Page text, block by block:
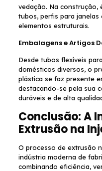
vedação. Na construção,
tubos, perfis para
elementos estruturais.
Embalagens e Artigos
Desde tubos flexíveis
domésticos diversos, o
plástica se faz presente
destacando-se pela sua
duráveis e de alta
Conclusão: A
Extrusão na
O processo de extrusão
indústria moderna de
combinando eficiência,